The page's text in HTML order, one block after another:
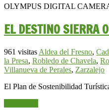
OLYMPUS DIGITAL
EL DESTINO SIERRA
961 visitas Aldea del Fresno,
la Presa, Robledo de Chavela,
Villanueva de Perales, Zarzalejo
El Plan de Sostenibilidad